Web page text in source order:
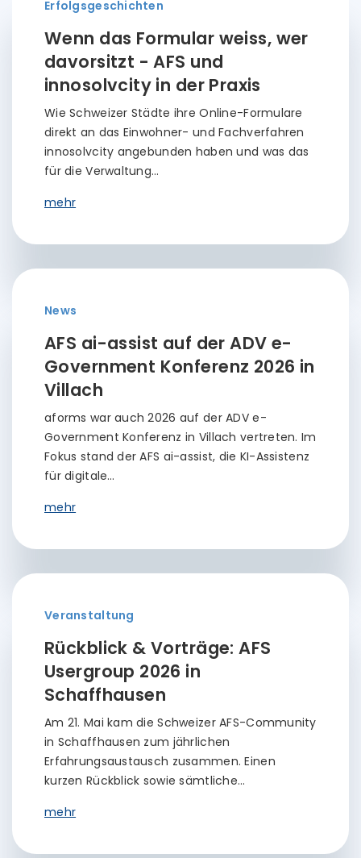
Erfolgsgeschichten
Wenn das Formular weiss, wer
davorsitzt - AFS und
innosolvcity in der Praxis
Wie Schweizer Städte ihre Online-Formulare
direkt an das Einwohner- und Fachverfahren
innosolvcity angebunden haben und was das
für die Verwaltung…
mehr
News
AFS ai-assist auf der ADV e-
Government Konferenz 2026 in
Villach
aforms war auch 2026 auf der ADV e-
Government Konferenz in Villach vertreten. Im
Fokus stand der AFS ai-assist, die KI-Assistenz
für digitale…
mehr
Veranstaltung
Rückblick & Vorträge: AFS
Usergroup 2026 in
Schaffhausen
Am 21. Mai kam die Schweizer AFS-Community
in Schaffhausen zum jährlichen
Erfahrungsaustausch zusammen. Einen
kurzen Rückblick sowie sämtliche…
mehr